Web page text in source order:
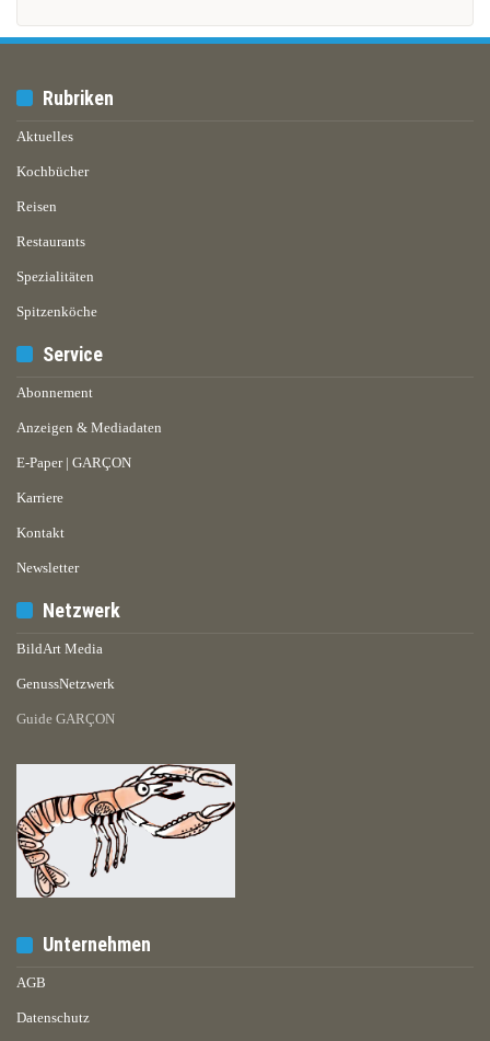
Rubriken
Aktuelles
Kochbücher
Reisen
Restaurants
Spezialitäten
Spitzenköche
Service
Abonnement
Anzeigen & Mediadaten
E-Paper | GARÇON
Karriere
Kontakt
Newsletter
Netzwerk
BildArt Media
GenussNetzwerk
Guide GARÇON
Unternehmen
AGB
Datenschutz